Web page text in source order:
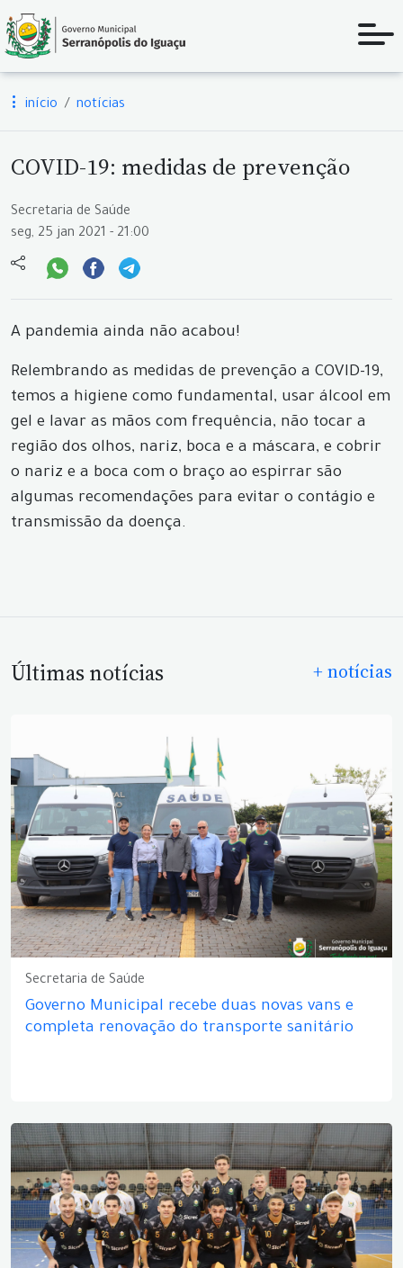
início notícias
COVID-19: medidas de prevenção
Secretaria de Saúde
seg, 25 jan 2021 - 21:00
A pandemia ainda não acabou!
Relembrando as medidas de prevenção a COVID-19,
temos a higiene como fundamental, usar álcool em
gel e lavar as mãos com frequência, não tocar a
região dos olhos, nariz, boca e a máscara, e cobrir
o nariz e a boca com o braço ao espirrar são
algumas recomendações para evitar o contágio e
transmissão da doença.
Últimas notícias + notícias
Secretaria de Saúde
Governo Municipal recebe duas novas vans e
completa renovação do transporte sanitário